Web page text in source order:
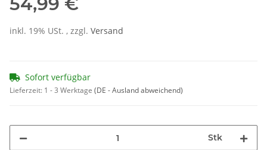
inkl. 19% USt. , zzgl. Versand
Sofort verfügbar
Lieferzeit: 1 - 3 Werktage (DE - Ausland abweichend)
Stk